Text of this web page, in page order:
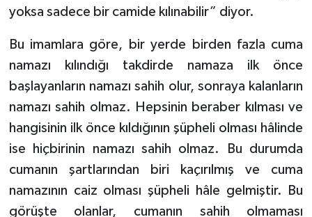
yoksa sadece bir camide kılınabilir” diyor.
Bu imamlara göre, bir yerde birden fazla cuma
namazı kılındığı takdirde namaza ilk önce
başlayanların namazı sahih olur, sonraya kalanların
namazı sahih olmaz. Hepsinin beraber kılması ve
hangisinin ilk önce kıldığının şüpheli olması hâlinde
ise hiçbirinin namazı sahih olmaz. Bu durumda
cumanın şartlarından biri kaçırılmış ve cuma
namazının caiz olması şüpheli hâle gelmiştir. Bu
görüşte olanlar, cumanın sahih olmaması